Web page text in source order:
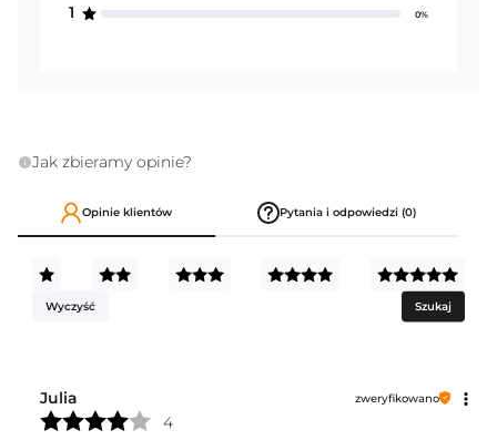
1 0%
Jak zbieramy opinie?
Opinie klientów Pytania i odpowiedzi (0)
Wyczyść Szukaj
Julia zweryfikowano
4